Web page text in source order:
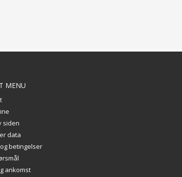
MENU
siden
data
betingelser
ankomst